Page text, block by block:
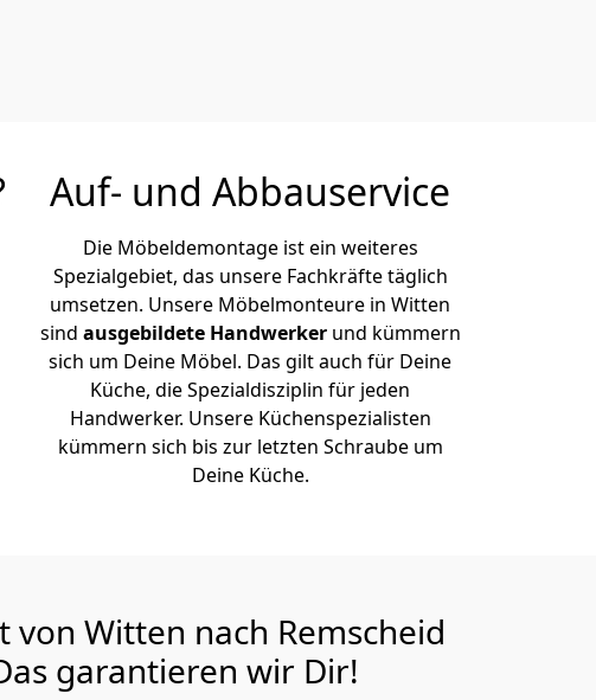
Auf- und Abbauservice
Die Möbeldemontage ist ein weiteres
Spezialgebiet, das unsere Fachkräfte täglich
umsetzen. Unsere Möbelmonteure in Witten
sind ausgebildete Handwerker und kümmern
sich um Deine Möbel. Das gilt auch für Deine
Küche, die Spezialdisziplin für jeden
Handwerker. Unsere Küchenspezialisten
kümmern sich bis zur letzten Schraube um
Deine Küche.
von Witten nach Remscheid
garantieren wir Dir!